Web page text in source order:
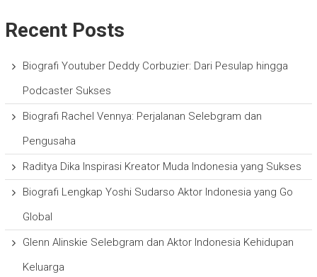
Recent Posts
Biografi Youtuber Deddy Corbuzier: Dari Pesulap hingga
Podcaster Sukses
Biografi Rachel Vennya: Perjalanan Selebgram dan
Pengusaha
Raditya Dika Inspirasi Kreator Muda Indonesia yang Sukses
Biografi Lengkap Yoshi Sudarso Aktor Indonesia yang Go
Global
Glenn Alinskie Selebgram dan Aktor Indonesia Kehidupan
Keluarga